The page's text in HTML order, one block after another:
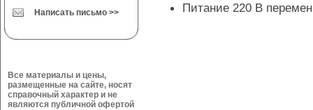
Написать письмо >>
Все материалы и цены,
размещенные на сайте, носят
справочный характер и не
являются публичной офертой
Питание 220 В